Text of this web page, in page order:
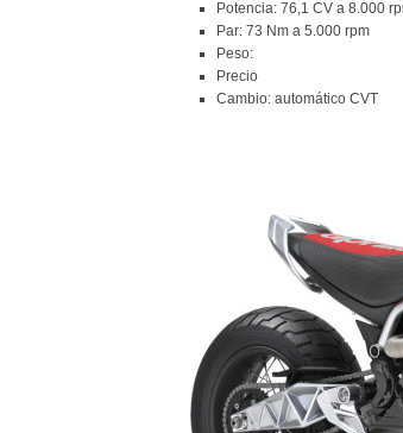
Potencia: 76,1 CV a 8.000
Par: 73 Nm a 5.000 rpm
Peso:
Precio
Cambio: automático CVT